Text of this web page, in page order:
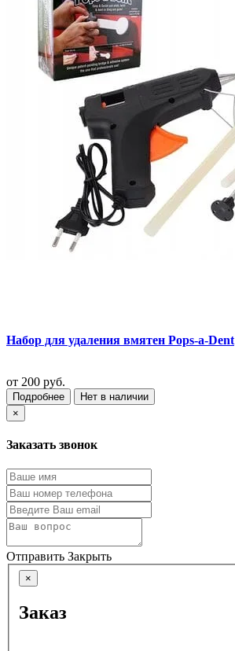
Набор для удаления вмятен Pops-a-Dent
от 200 руб.
Подробнее
Нет в наличии
×
Заказать звонок
Отправить Закрыть
×
Заказ